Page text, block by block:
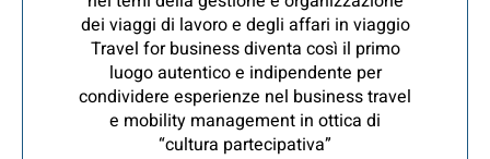
dei viaggi di lavoro e degli affari in viaggio
Travel for business diventa così il primo
luogo autentico e indipendente per
condividere esperienze nel business travel
e mobility management in ottica di
“cultura partecipativa”